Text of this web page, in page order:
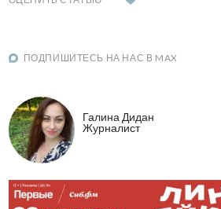
ПОДПИШИТЕСЬ НА НАС В MAX
Галина Дидан
Журналист